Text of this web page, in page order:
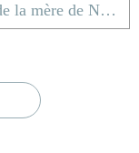
Letizia R. Bonaparte, dans l'intimité de la mère de Napoléon ; Patrick de Carolis